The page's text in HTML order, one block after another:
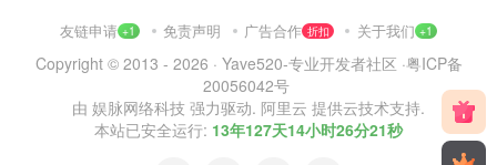
友链申请 +1 免责声明 广告合作 折扣 关于我们 +1
Copyright © 2013 - 2026 · Yave520-专业开发者社区 ·粤ICP备
20056042号
由 娱脉网络科技 强力驱动. 阿里云 提供云技术支持.
本站已安全运行: 13年127天14小时26分21秒